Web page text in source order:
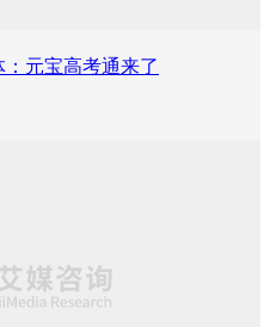
元宝高考通来了